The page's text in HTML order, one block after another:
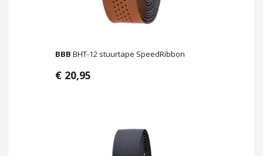
BBB BHT-12 stuurtape SpeedRibbon
€ 20,95